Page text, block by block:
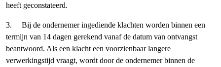
heeft geconstateerd.
3. Bij de ondernemer ingediende klachten worden binnen een
termijn van 14 dagen gerekend vanaf de datum van ontvangst
beantwoord. Als een klacht een voorzienbaar langere
verwerkingstijd vraagt, wordt door de ondernemer binnen de